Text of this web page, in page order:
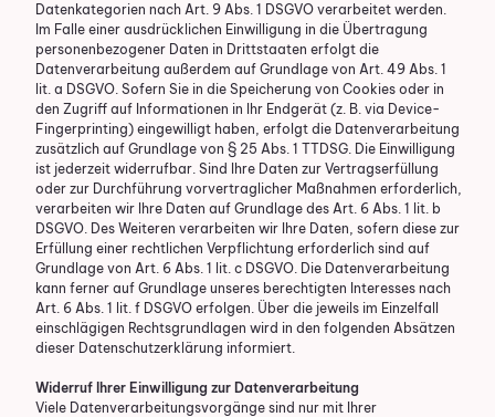
Datenkategorien nach Art. 9 Abs. 1 DSGVO verarbeitet werden.
Im Falle einer ausdrücklichen Einwilligung in die Übertragung
personenbezogener Daten in Drittstaaten erfolgt die
Datenverarbeitung außerdem auf Grundlage von Art. 49 Abs. 1
lit. a DSGVO. Sofern Sie in die Speicherung von Cookies oder in
den Zugriff auf Informationen in Ihr Endgerät (z. B. via Device-
Fingerprinting) eingewilligt haben, erfolgt die Datenverarbeitung
zusätzlich auf Grundlage von § 25 Abs. 1 TTDSG. Die Einwilligung
ist jederzeit widerrufbar. Sind Ihre Daten zur Vertragserfüllung
oder zur Durchführung vorvertraglicher Maßnahmen erforderlich,
verarbeiten wir Ihre Daten auf Grundlage des Art. 6 Abs. 1 lit. b
DSGVO. Des Weiteren verarbeiten wir Ihre Daten, sofern diese zur
Erfüllung einer rechtlichen Verpflichtung erforderlich sind auf
Grundlage von Art. 6 Abs. 1 lit. c DSGVO. Die Datenverarbeitung
kann ferner auf Grundlage unseres berechtigten Interesses nach
Art. 6 Abs. 1 lit. f DSGVO erfolgen. Über die jeweils im Einzelfall
einschlägigen Rechtsgrundlagen wird in den folgenden Absätzen
dieser Datenschutzerklärung informiert.
Widerruf Ihrer Einwilligung zur Datenverarbeitung
Viele Datenverarbeitungsvorgänge sind nur mit Ihrer